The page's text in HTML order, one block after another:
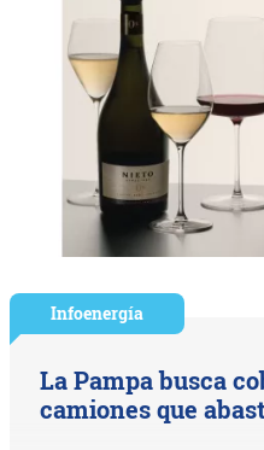
Infoenergía
La Pampa busca
camiones que